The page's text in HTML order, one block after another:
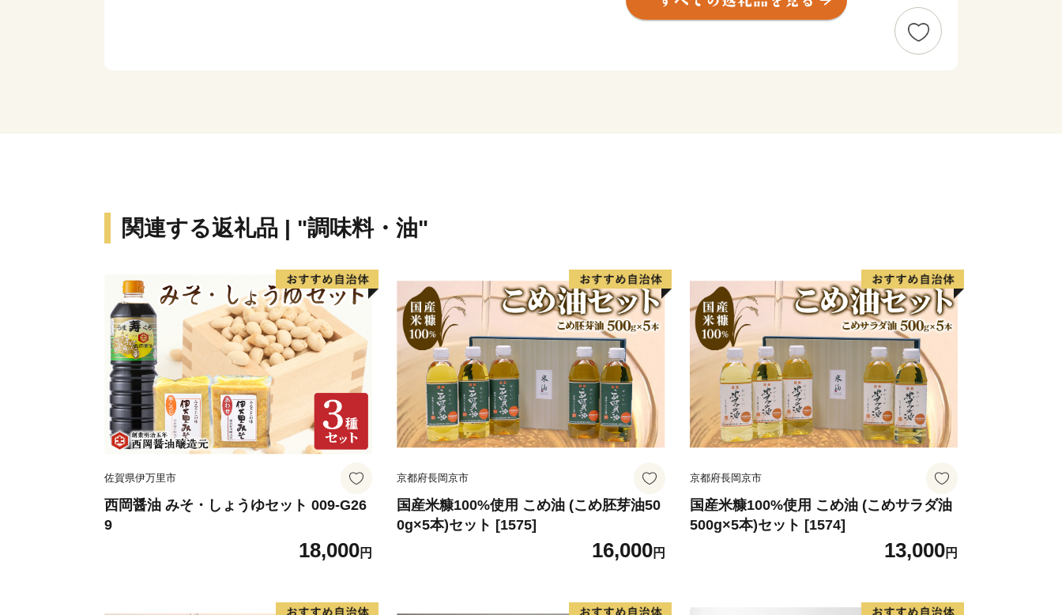
浜松市は東京と大阪のほぼ中央に位置する、人口約80万人の政令
指定都市。北は天竜の美林、南は遠州灘、西は浜名湖、東は天竜川
関連する返礼品 | "調味料・油"
佐賀県伊万里市
西岡醤油 みそ・しょうゆセット 009-G26
9
18,000円
京都府長岡京市
国産米糠100%使用 こめ油 (こめ胚芽油50
0g×5本)セット [1575]
16,000円
京都府長岡京市
国産米糠100%使用 こめ油 (こめサラダ油
500g×5本)セット [1574]
13,000円